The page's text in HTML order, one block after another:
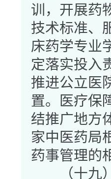
训，开展药
技术标准、
床药学专业
定落实投入
推进公立医
置。医疗保
结推广地方
家中医药局
药事管理的
（十九）